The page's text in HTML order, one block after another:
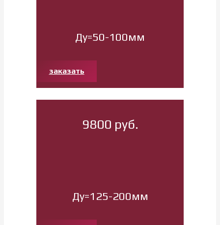
Ду=50-100мм
заказать
9800 руб.
Ду=125-200мм